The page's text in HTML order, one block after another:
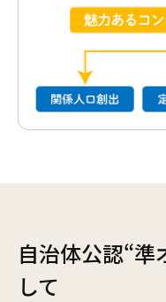
自治体公認“準
して